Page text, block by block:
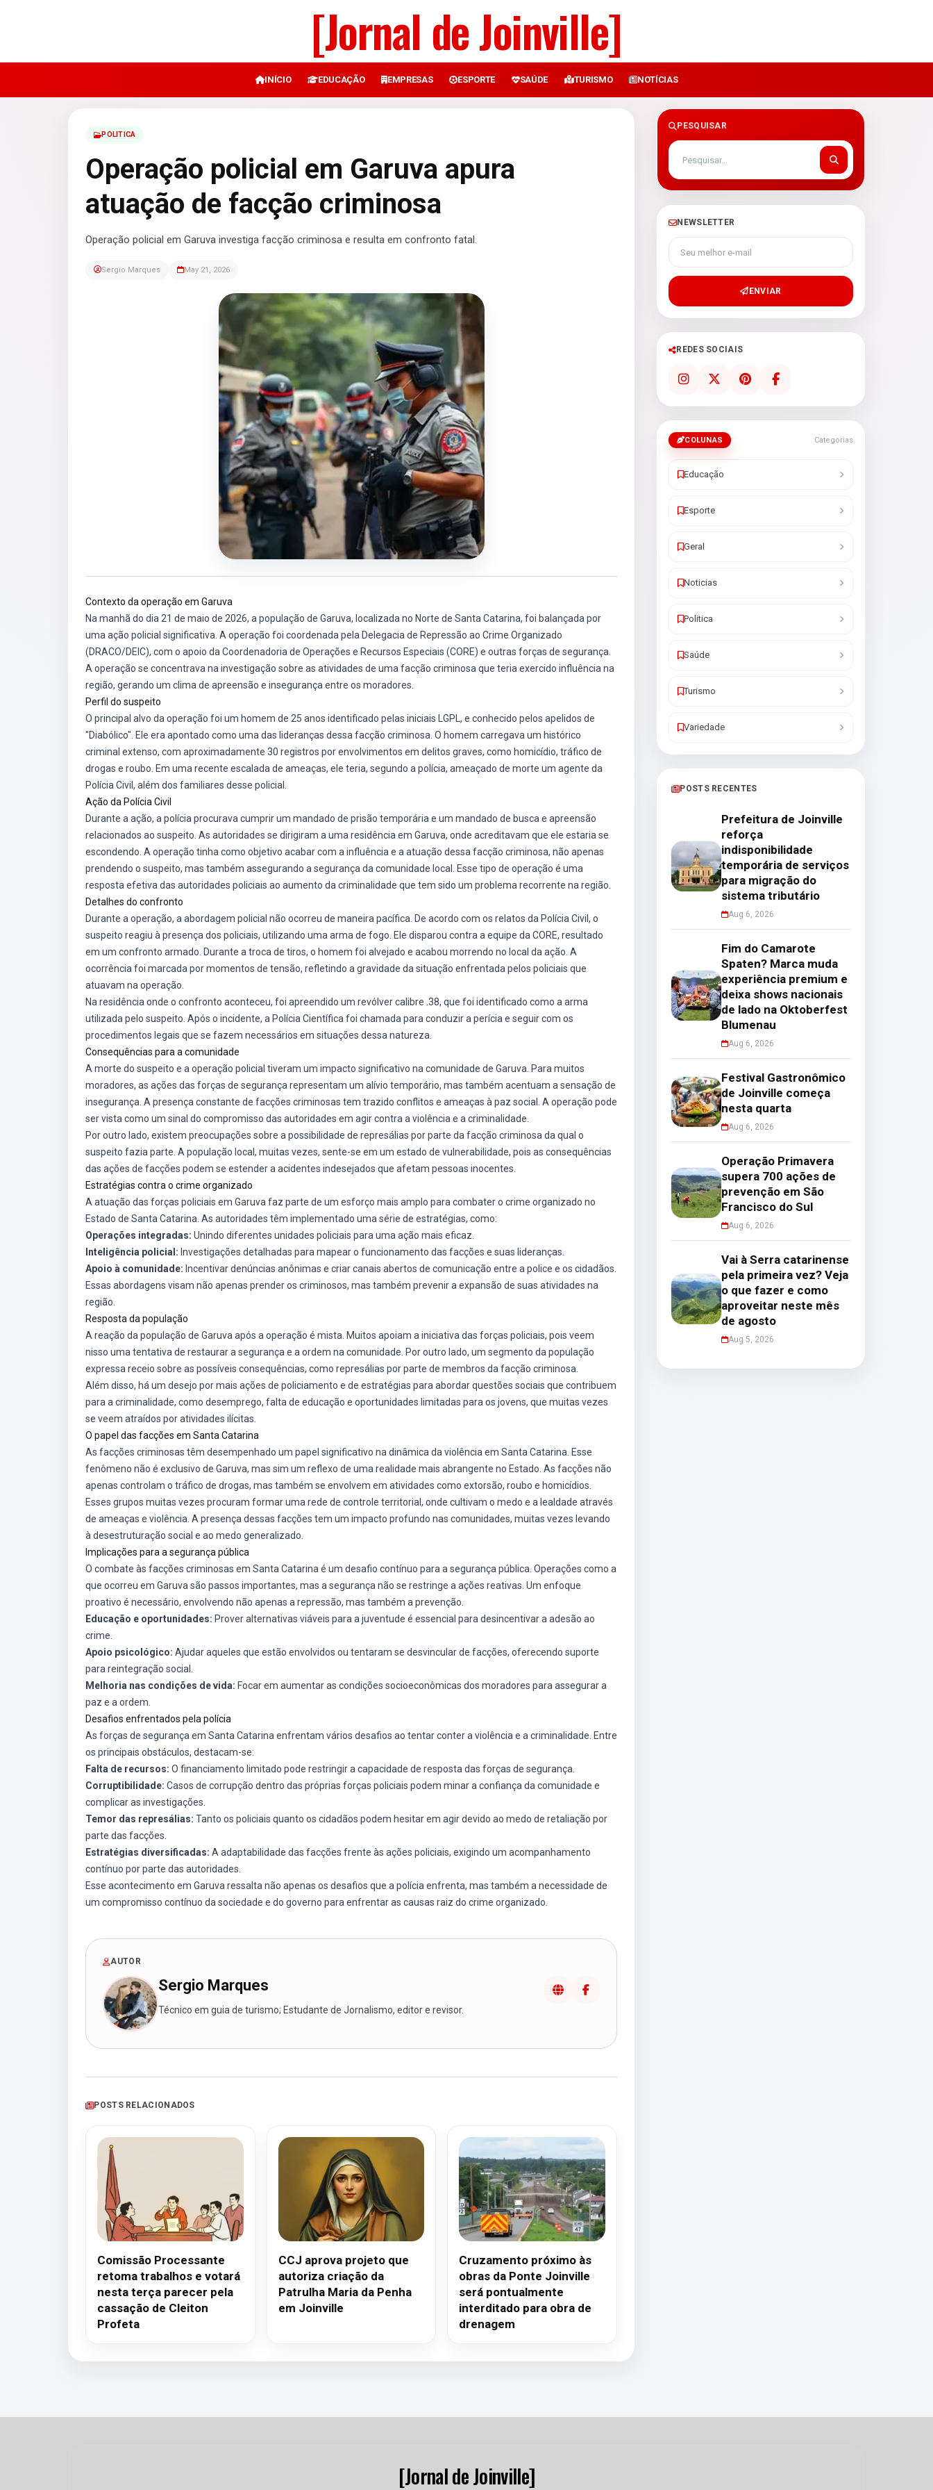
[Jornal de Joinville]
INÍCIO EDUCAÇÃO EMPRESAS ESPORTE SAÚDE TURISMO NOTÍCIAS
POLITICA
Operação policial em Garuva apura
atuação de facção criminosa
Operação policial em Garuva investiga facção criminosa e resulta em confronto fatal.
Sergio Marques May 21, 2026
Contexto da operação em Garuva
Na manhã do dia 21 de maio de 2026, a população de Garuva, localizada no Norte de Santa Catarina, foi balançada por
uma ação policial significativa. A operação foi coordenada pela Delegacia de Repressão ao Crime Organizado
(DRACO/DEIC), com o apoio da Coordenadoria de Operações e Recursos Especiais (CORE) e outras forças de segurança.
A operação se concentrava na investigação sobre as atividades de uma facção criminosa que teria exercido influência na
região, gerando um clima de apreensão e insegurança entre os moradores.
Perfil do suspeito
O principal alvo da operação foi um homem de 25 anos identificado pelas iniciais LGPL, e conhecido pelos apelidos de
"Diabólico". Ele era apontado como uma das lideranças dessa facção criminosa. O homem carregava um histórico
criminal extenso, com aproximadamente 30 registros por envolvimentos em delitos graves, como homicídio, tráfico de
drogas e roubo. Em uma recente escalada de ameaças, ele teria, segundo a polícia, ameaçado de morte um agente da
Polícia Civil, além dos familiares desse policial.
Ação da Polícia Civil
Durante a ação, a polícia procurava cumprir um mandado de prisão temporária e um mandado de busca e apreensão
relacionados ao suspeito. As autoridades se dirigiram a uma residência em Garuva, onde acreditavam que ele estaria se
escondendo. A operação tinha como objetivo acabar com a influência e a atuação dessa facção criminosa, não apenas
prendendo o suspeito, mas também assegurando a segurança da comunidade local. Esse tipo de operação é uma
resposta efetiva das autoridades policiais ao aumento da criminalidade que tem sido um problema recorrente na região.
Detalhes do confronto
Durante a operação, a abordagem policial não ocorreu de maneira pacífica. De acordo com os relatos da Polícia Civil, o
suspeito reagiu à presença dos policiais, utilizando uma arma de fogo. Ele disparou contra a equipe da CORE, resultado
em um confronto armado. Durante a troca de tiros, o homem foi alvejado e acabou morrendo no local da ação. A
ocorrência foi marcada por momentos de tensão, refletindo a gravidade da situação enfrentada pelos policiais que
atuavam na operação.
Na residência onde o confronto aconteceu, foi apreendido um revólver calibre .38, que foi identificado como a arma
utilizada pelo suspeito. Após o incidente, a Polícia Científica foi chamada para conduzir a perícia e seguir com os
procedimentos legais que se fazem necessários em situações dessa natureza.
Consequências para a comunidade
A morte do suspeito e a operação policial tiveram um impacto significativo na comunidade de Garuva. Para muitos
moradores, as ações das forças de segurança representam um alívio temporário, mas também acentuam a sensação de
insegurança. A presença constante de facções criminosas tem trazido conflitos e ameaças à paz social. A operação pode
ser vista como um sinal do compromisso das autoridades em agir contra a violência e a criminalidade.
Por outro lado, existem preocupações sobre a possibilidade de represálias por parte da facção criminosa da qual o
suspeito fazia parte. A população local, muitas vezes, sente-se em um estado de vulnerabilidade, pois as consequências
das ações de facções podem se estender a acidentes indesejados que afetam pessoas inocentes.
Estratégias contra o crime organizado
A atuação das forças policiais em Garuva faz parte de um esforço mais amplo para combater o crime organizado no
Estado de Santa Catarina. As autoridades têm implementado uma série de estratégias, como:
Operações integradas: Unindo diferentes unidades policiais para uma ação mais eficaz.
Inteligência policial: Investigações detalhadas para mapear o funcionamento das facções e suas lideranças.
Apoio à comunidade: Incentivar denúncias anônimas e criar canais abertos de comunicação entre a police e os cidadãos.
Essas abordagens visam não apenas prender os criminosos, mas também prevenir a expansão de suas atividades na
região.
Resposta da população
A reação da população de Garuva após a operação é mista. Muitos apoiam a iniciativa das forças policiais, pois veem
nisso uma tentativa de restaurar a segurança e a ordem na comunidade. Por outro lado, um segmento da população
expressa receio sobre as possíveis consequências, como represálias por parte de membros da facção criminosa.
Além disso, há um desejo por mais ações de policiamento e de estratégias para abordar questões sociais que contribuem
para a criminalidade, como desemprego, falta de educação e oportunidades limitadas para os jovens, que muitas vezes
se veem atraídos por atividades ilícitas.
O papel das facções em Santa Catarina
As facções criminosas têm desempenhado um papel significativo na dinâmica da violência em Santa Catarina. Esse
fenômeno não é exclusivo de Garuva, mas sim um reflexo de uma realidade mais abrangente no Estado. As facções não
apenas controlam o tráfico de drogas, mas também se envolvem em atividades como extorsão, roubo e homicídios.
Esses grupos muitas vezes procuram formar uma rede de controle territorial, onde cultivam o medo e a lealdade através
de ameaças e violência. A presença dessas facções tem um impacto profundo nas comunidades, muitas vezes levando
à desestruturação social e ao medo generalizado.
Implicações para a segurança pública
O combate às facções criminosas em Santa Catarina é um desafio contínuo para a segurança pública. Operações como a
que ocorreu em Garuva são passos importantes, mas a segurança não se restringe a ações reativas. Um enfoque
proativo é necessário, envolvendo não apenas a repressão, mas também a prevenção.
Educação e oportunidades: Prover alternativas viáveis para a juventude é essencial para desincentivar a adesão ao
crime.
Apoio psicológico: Ajudar aqueles que estão envolvidos ou tentaram se desvincular de facções, oferecendo suporte
para reintegração social.
Melhoria nas condições de vida: Focar em aumentar as condições socioeconômicas dos moradores para assegurar a
paz e a ordem.
Desafios enfrentados pela polícia
As forças de segurança em Santa Catarina enfrentam vários desafios ao tentar conter a violência e a criminalidade. Entre
os principais obstáculos, destacam-se:
Falta de recursos: O financiamento limitado pode restringir a capacidade de resposta das forças de segurança.
Corruptibilidade: Casos de corrupção dentro das próprias forças policiais podem minar a confiança da comunidade e
complicar as investigações.
Temor das represálias: Tanto os policiais quanto os cidadãos podem hesitar em agir devido ao medo de retaliação por
parte das facções.
Estratégias diversificadas: A adaptabilidade das facções frente às ações policiais, exigindo um acompanhamento
contínuo por parte das autoridades.
Esse acontecimento em Garuva ressalta não apenas os desafios que a polícia enfrenta, mas também a necessidade de
um compromisso contínuo da sociedade e do governo para enfrentar as causas raiz do crime organizado.
AUTOR
Sergio Marques
Técnico em guia de turismo; Estudante de Jornalismo, editor e revisor.
POSTS RELACIONADOS
Comissão Processante
retoma trabalhos e votará
nesta terça parecer pela
cassação de Cleiton
Profeta
CCJ aprova projeto que
autoriza criação da
Patrulha Maria da Penha
em Joinville
Cruzamento próximo às
obras da Ponte Joinville
será pontualmente
interditado para obra de
drenagem
PESQUISAR
NEWSLETTER
Seu melhor e-mail
ENVIAR
REDES SOCIAIS
COLUNAS Categorias
Educação
Esporte
Geral
Noticias
Politica
Saúde
Turismo
Variedade
POSTS RECENTES
Prefeitura de Joinville
reforça
indisponibilidade
temporária de serviços
para migração do
sistema tributário
Aug 6, 2026
Fim do Camarote
Spaten? Marca muda
experiência premium e
deixa shows nacionais
de lado na Oktoberfest
Blumenau
Aug 6, 2026
Festival Gastronômico
de Joinville começa
nesta quarta
Aug 6, 2026
Operação Primavera
supera 700 ações de
prevenção em São
Francisco do Sul
Aug 6, 2026
Vai à Serra catarinense
pela primeira vez? Veja
o que fazer e como
aproveitar neste mês
de agosto
Aug 5, 2026
[Jornal de Joinville]